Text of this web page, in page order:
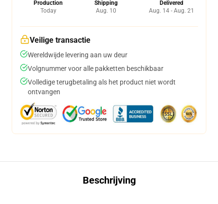
Production
Today
Shipping
Aug. 10
Delivered
Aug. 14 - Aug. 21
Veilige transactie
Wereldwijde levering aan uw deur
Volgnummer voor alle pakketten beschikbaar
Volledige terugbetaling als het product niet wordt
ontvangen
Beschrijving